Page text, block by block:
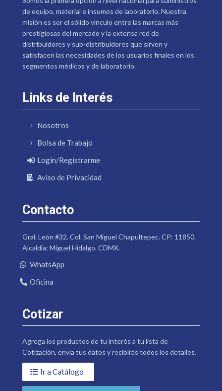
de equipo, material e insumos de laboratorio. Nuestra
misión es ser el sólido vínculo entre las marcas más
prestigiosas del mercado y la extensa red de
distribuidores y sub-distribuidores que sirven y
satisfacen las necesidades de los usuarios finales en los
segmentos médicos y de laboratorio.
Links de Interés
Nosotros
Bolsa de Trabajo
Login/Registrarme
Aviso de Privacidad
Contacto
Gral. León #32. Col. San Miguel Chapultepec. CP: 11850.
Alcaldía: Miguel Hidalgo. CDMX.
WhatsApp
Oficina
Cotizar
Agrega los productos de tu interés a tu lista de
Cotización, envía tus datos y recibirás todos los detalles.
Ir a Catálogo